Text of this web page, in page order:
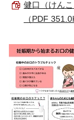
健口（けん
（PDF